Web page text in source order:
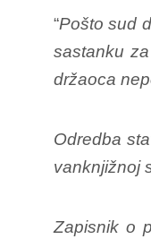
“Pošto sud
sastanku
držaoca
Odredba
vanknjižnoj
Zapisnik o